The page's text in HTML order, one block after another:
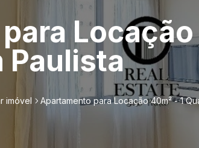
Locação
Paulista
imóvel Apartamento para Locação 40m² - 1